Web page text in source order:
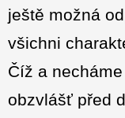
ještě možná
všichni
Číž a
obzvlášť před